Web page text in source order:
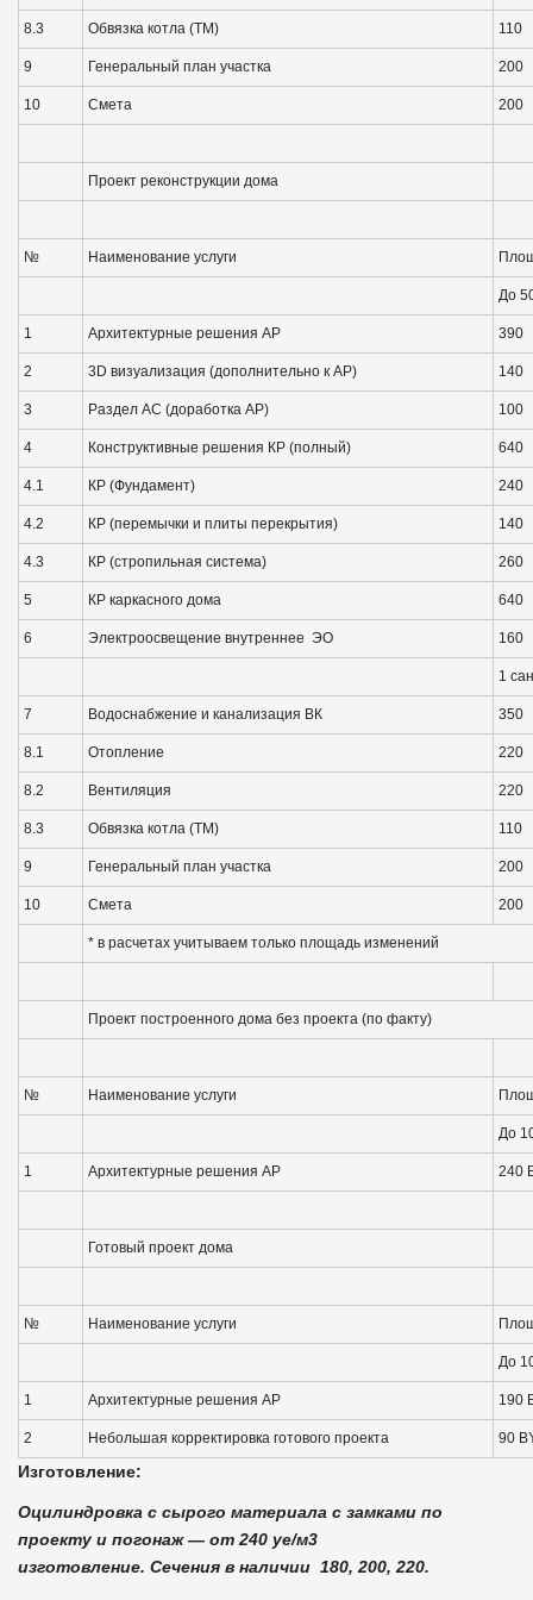
8.3 Обвязка котла (ТМ) 110
9 Генеральный план участка 200
10 Смета 200
Проект реконструкции дома
№ Наименование услуги
До
1 Архитектурные решения АР 390
2 3D визуализация (дополнительно к АР) 140
3 Раздел АС (доработка АР) 100
4 Конструктивные решения КР (полный) 640
4.1 КР (Фундамент) 240
4.2 КР (перемычки и плиты перекрытия) 140
4.3 КР (стропильная система) 260
5 КР каркасного дома 640
6 Электроосвещение внутреннее ЭО 160
1
7 Водоснабжение и канализация ВК 350
8.1 Отопление 220
8.2 Вентиляция 220
8.3 Обвязка котла (ТМ) 110
9 Генеральный план участка 200
10 Смета 200
* в расчетах учитываем только площадь изменений
Проект построенного дома без проекта (по факту)
№ Наименование услуги
До
1 Архитектурные решения АР 240
Готовый проект дома
№ Наименование услуги
До
1 Архитектурные решения АР 190
2 Небольшая корректировка готового проекта 90
Изготовление:
Оцилиндровка с сырого материала с замками по
проекту и погонаж — от 240 уе/м3
изготовление. Сечения в наличии 180, 200, 220.